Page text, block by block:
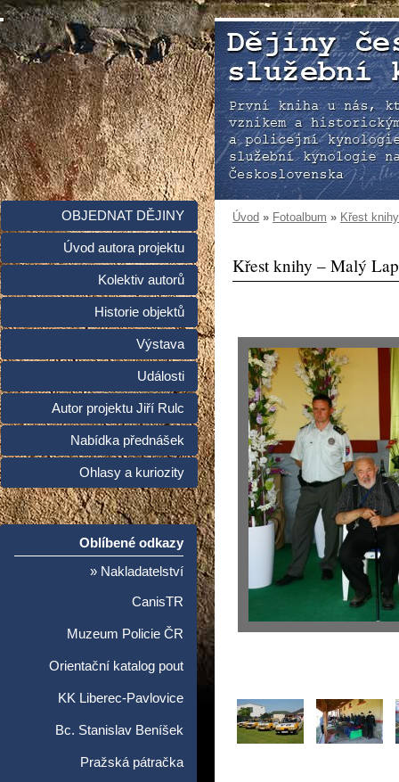
Úvod » Fotoalbum » Křest
Křest knihy – Malý
OBJEDNAT DĚJINY
Úvod autora projektu
Kolektiv autorů
Historie objektů
Výstava
Události
Autor projektu Jiří Rulc
Nabídka přednášek
Ohlasy a kuriozity
Oblíbené odkazy
» Nakladatelství
CanisTR
Muzeum Policie ČR
Orientační katalog pout
KK Liberec-Pavlovice
Bc. Stanislav Beníšek
Pražská pátračka